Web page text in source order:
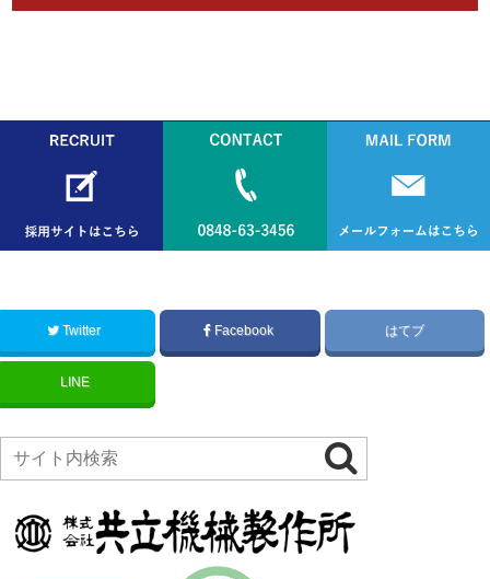
Twitter Facebook はてブ
LINE